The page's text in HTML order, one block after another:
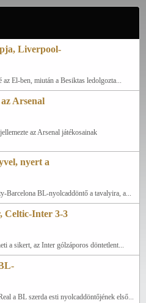
Liverpool-
El-ben, miután a Besiktas ledolgozta...
Arsenal
az Arsenal játékosainak
nyert a
Barcelona BL-nyolcaddöntő a tavalyira, a...
Celtic-Inter 3-3
a sikert, az Inter gólzáporos döntetlent...
a BL szerda esti nyolcaddöntőjének első...